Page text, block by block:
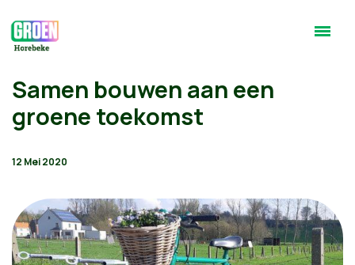
Samen bouwen aan een
groene toekomst
12 Mei 2020